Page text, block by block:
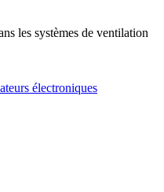
les systèmes de ventilation
électroniques